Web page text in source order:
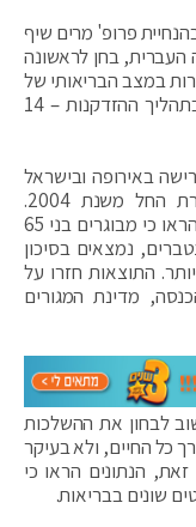
פרופ' מרים שיף
העברית, בחן לראשונה
במצב הבריאותי של
אנשים מבוגרים לאורך תקופת זמן ארוכה בתהליך ההזדקנות – 14
באירופה ובישראל
(SHARE) שנערך על האוכלוסייה המבוגרת החל משנת 2004.
ניתוחים על מדגם של כ-7,000 איש מתוכו הראו כי מבוגרים בני 65
נמצאים בסיכון
התוצאות חזרו על
מדינת המגורים
לבחון את ההשלכות
כל החיים, ולא בעיקר
הנתונים הראו כי
שונים בבריאות.